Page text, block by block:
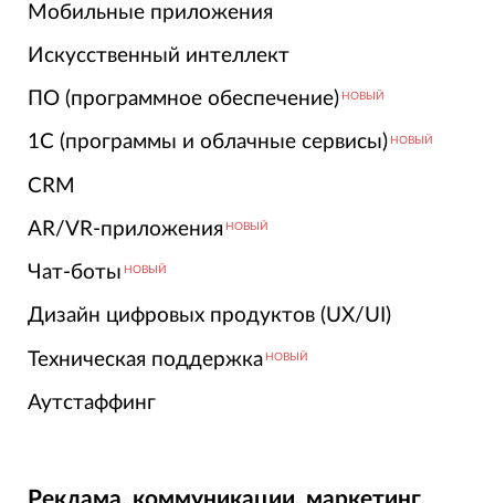
Мобильные приложения
Искусственный интеллект
ПО (программное обеспечение) НОВЫЙ
1С (программы и облачные сервисы) НОВЫЙ
CRM
AR/VR-приложения НОВЫЙ
Чат-боты НОВЫЙ
Дизайн цифровых продуктов (UX/UI)
Техническая поддержка НОВЫЙ
Аутстаффинг